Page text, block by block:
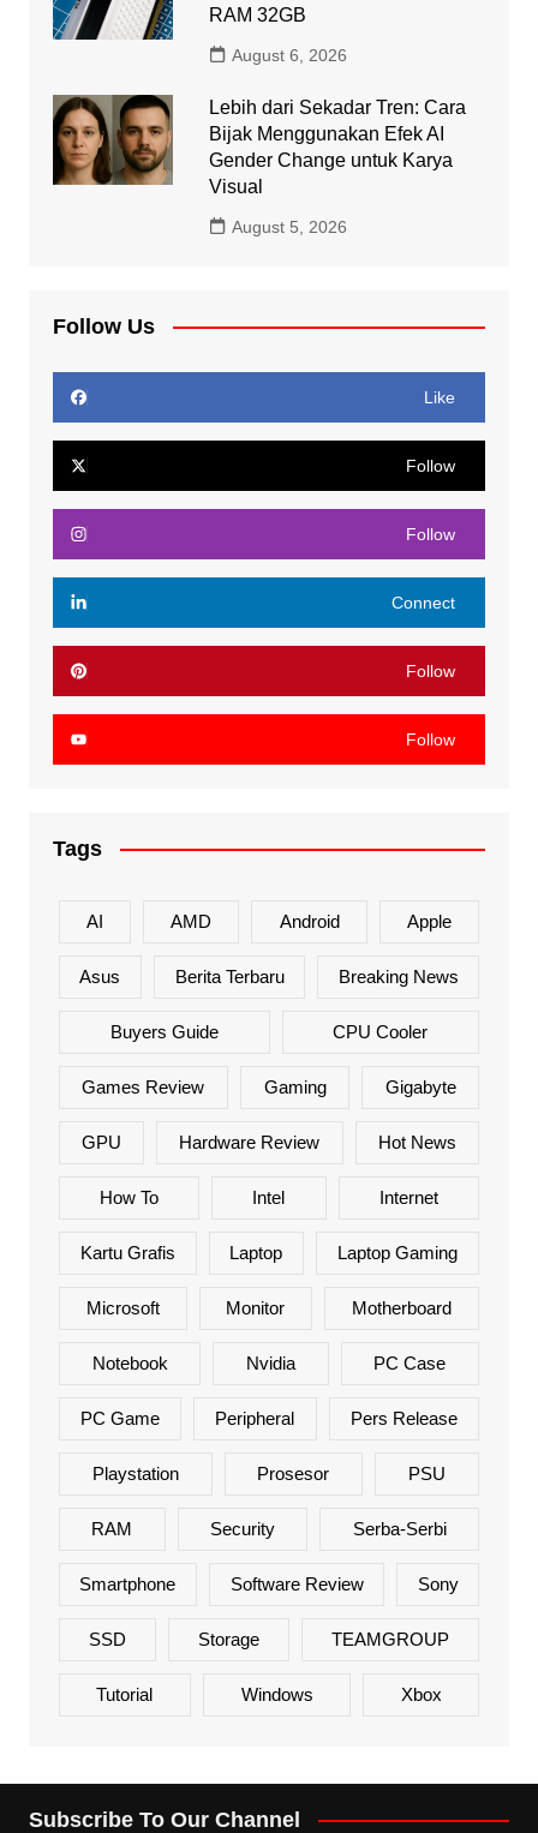
RAM 32GB
August 6, 2026
Lebih dari Sekadar Tren: Cara
Bijak Menggunakan Efek AI
Gender Change untuk Karya
Visual
August 5, 2026
Follow Us
Like
Follow
Follow
Connect
Follow
Follow
Tags
AI AMD Android Apple
Asus Berita Terbaru Breaking News
Buyers Guide CPU Cooler
Games Review Gaming Gigabyte
GPU Hardware Review Hot News
How To Intel Internet
Kartu Grafis Laptop Laptop Gaming
Microsoft Monitor Motherboard
Notebook Nvidia PC Case
PC Game Peripheral Pers Release
Playstation Prosesor PSU
RAM Security Serba-Serbi
Smartphone Software Review Sony
SSD Storage TEAMGROUP
Tutorial Windows Xbox
Subscribe To Our Channel